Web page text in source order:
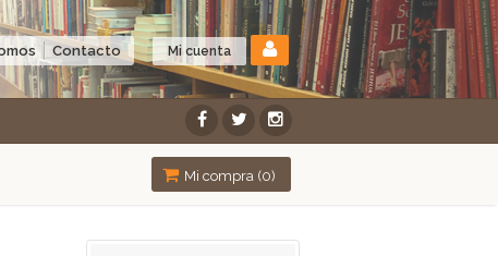
Mi cuenta
Contacto
Mi compra (0)